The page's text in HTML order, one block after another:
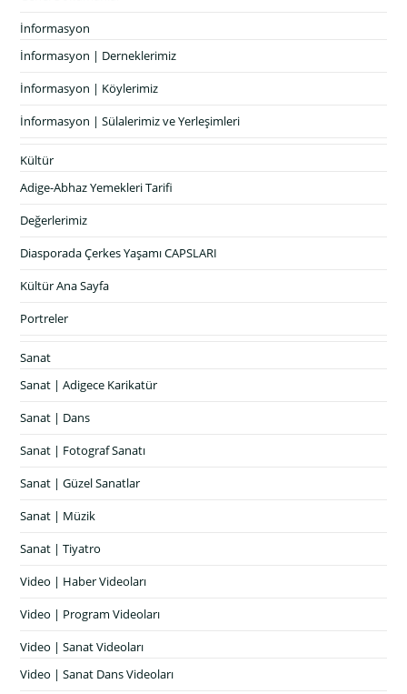
İnformasyon
İnformasyon | Derneklerimiz
İnformasyon | Köylerimiz
İnformasyon | Sülalerimiz ve Yerleşimleri
Kültür
Adige-Abhaz Yemekleri Tarifi
Değerlerimiz
Diasporada Çerkes Yaşamı CAPSLARI
Kültür Ana Sayfa
Portreler
Sanat
Sanat | Adigece Karikatür
Sanat | Dans
Sanat | Fotograf Sanatı
Sanat | Güzel Sanatlar
Sanat | Müzik
Sanat | Tiyatro
Video | Haber Videoları
Video | Program Videoları
Video | Sanat Videoları
Video | Sanat Dans Videoları